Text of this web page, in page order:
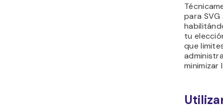
para
tu
que
minimizar